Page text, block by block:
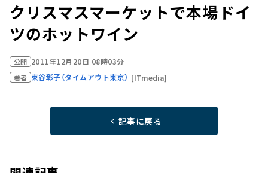
クリスマスマーケットで本場ドイ
ツのホットワイン
公開 2011年12月20日 08時03分
著者 東谷彰子（タイムアウト東京） [ITmedia]
記事に戻る